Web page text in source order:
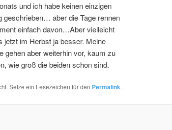
und ich habe keinen einzigen
geschrieben… aber die Tage rennen
einfach davon…Aber vielleicht
jetzt im Herbst ja besser. Meine
gehen aber weiterhin vor, kaum zu
wie groß die beiden schon sind.
Setze ein Lesezeichen für den Permalink.